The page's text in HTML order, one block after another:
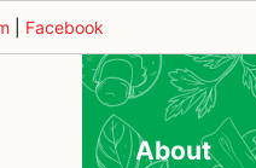
Facebook
About